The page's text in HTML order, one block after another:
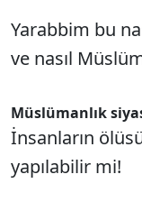
Yarabbim bu
ve nasıl
Müslümanlık
İnsanların
yapılabilir mi!